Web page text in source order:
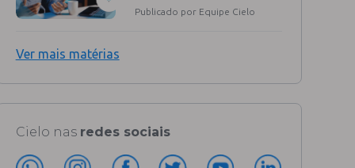
Publicado por Equipe Cielo
Ver mais matérias
Cielo nas redes sociais